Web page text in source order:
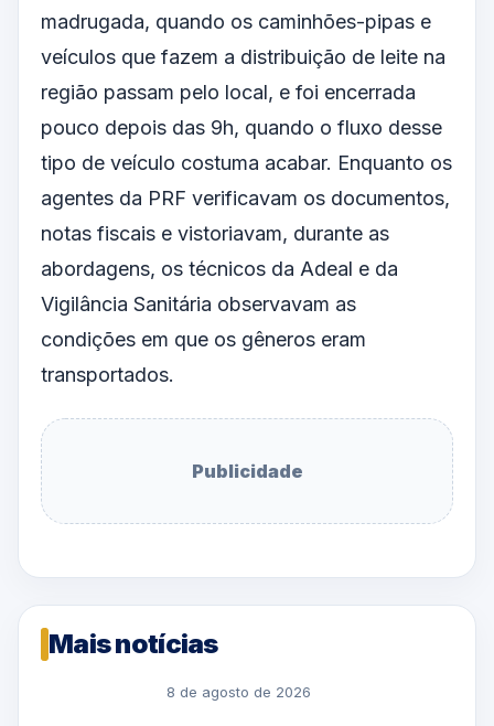
madrugada, quando os caminhões-pipas e
veículos que fazem a distribuição de leite na
região passam pelo local, e foi encerrada
pouco depois das 9h, quando o fluxo desse
tipo de veículo costuma acabar. Enquanto os
agentes da PRF verificavam os documentos,
notas fiscais e vistoriavam, durante as
abordagens, os técnicos da Adeal e da
Vigilância Sanitária observavam as
condições em que os gêneros eram
transportados.
Publicidade
Mais notícias
8 de agosto de 2026